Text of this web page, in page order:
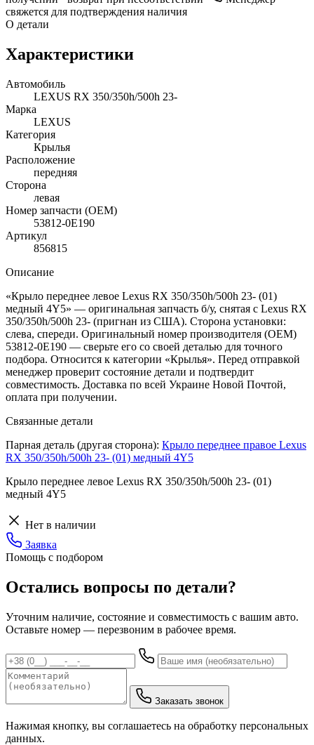
свяжется для подтверждения наличия
О детали
Характеристики
Автомобиль
LEXUS RX 350/350h/500h 23-
Марка
LEXUS
Категория
Крылья
Расположение
передняя
Сторона
левая
Номер запчасти (OEM)
53812-0E190
Артикул
856815
Описание
«Крыло переднее левое Lexus RX 350/350h/500h 23- (01)
медный 4Y5» — оригинальная запчасть б/у, снятая с Lexus RX
350/350h/500h 23- (пригнан из США). Сторона установки:
слева, спереди. Оригинальный номер производителя (OEM)
53812-0E190 — сверьте его со своей деталью для точного
подбора. Относится к категории «Крылья». Перед отправкой
менеджер проверит состояние детали и подтвердит
совместимость. Доставка по всей Украине Новой Почтой,
оплата при получении.
Связанные детали
Парная деталь (другая сторона): Крыло переднее правое Lexus
RX 350/350h/500h 23- (01) медный 4Y5
Крыло переднее левое Lexus RX 350/350h/500h 23- (01)
медный 4Y5
Нет в наличии
Заявка
Помощь с подбором
Остались вопросы по детали?
Уточним наличие, состояние и совместимость с вашим авто.
Оставьте номер — перезвоним в рабочее время.
Заказать звонок
Нажимая кнопку, вы соглашаетесь на обработку персональных
данных.